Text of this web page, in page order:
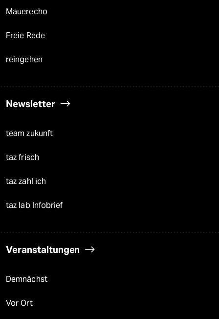
Mauerecho
Freie Rede
reingehen
Newsletter
team zukunft
taz frisch
taz zahl ich
taz lab Infobrief
Veranstaltungen
Demnächst
Vor Ort